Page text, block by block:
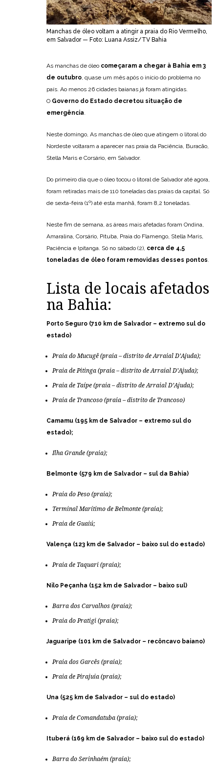
Manchas de óleo voltam a atingir a praia do Rio Vermelho,
em Salvador — Foto: Luana Assiz/TV Bahia
As manchas de óleo começaram a chegar à Bahia em 3
de outubro, quase um mês após o início do problema no
país. Ao menos 26 cidades baianas já foram atingidas.
O Governo do Estado decretou situação de
emergência.
Neste domingo, As manchas de óleo que atingem o litoral do
Nordeste voltaram a aparecer nas praia da Paciência, Buracão,
Stella Maris e Corsário, em Salvador.
Do primeiro dia que o óleo tocou o litoral de Salvador até agora,
foram retiradas mais de 110 toneladas das praias da capital. Só
de sexta-feira (1º) até esta manhã, foram 8,2 toneladas.
Neste fim de semana, as áreas mais afetadas foram Ondina,
Amaralina, Corsário, Pituba, Praia do Flamengo, Stella Maris,
Paciência e Ipitanga. Só no sábado (2), cerca de 4,5
toneladas de óleo foram removidas desses pontos.
Lista de locais afetados
na Bahia:
Porto Seguro (710 km de Salvador – extremo sul do
estado)
Praia do Mucugê (praia – distrito de Arraial D’Ajuda);
Praia de Pitinga (praia – distrito de Arraial D’Ajuda);
Praia de Taípe (praia – distrito de Arraial D’Ajuda);
Praia de Trancoso (praia – distrito de Trancoso)
Camamu (195 km de Salvador – extremo sul do
estado);
Ilha Grande (praia);
Belmonte (579 km de Salvador – sul da Bahia)
Praia do Peso (praia);
Terminal Marítimo de Belmonte (praia);
Praia de Guaiú;
Valença (123 km de Salvador – baixo sul do estado)
Praia de Taquari (praia);
Nilo Peçanha (152 km de Salvador – baixo sul)
Barra dos Carvalhos (praia);
Praia do Pratigi (praia);
Jaguaripe (101 km de Salvador – recôncavo baiano)
Praia dos Garcês (praia);
Praia de Pirajuia (praia);
Una (525 km de Salvador – sul do estado)
Praia de Comandatuba (praia);
Ituberá (169 km de Salvador – baixo sul do estado)
Barra do Serinhaém (praia);